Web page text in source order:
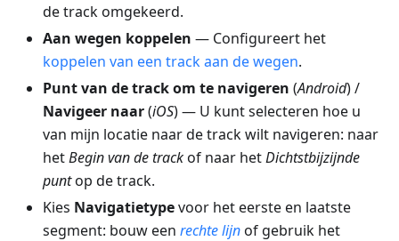
de track omgekeerd.
Aan wegen koppelen — Configureert het
koppelen van een track aan de wegen.
Punt van de track om te navigeren (Android) /
Navigeer naar(iOS) — U kunt selecteren hoe u
van mijn locatie naar de track wilt navigeren: naar
hetBegin van de trackof naar hetDichtstbijzijnde
puntop de track.
Kies Navigatietypevoor het eerste en laatste
segment: bouw een rechte lijnof gebruik het